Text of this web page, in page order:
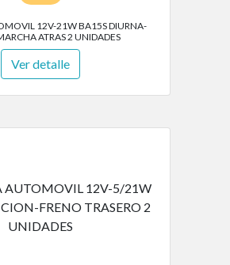
12V-21W BA15S DIURNA-
ATRAS 2 UNIDADES
Ver detalle